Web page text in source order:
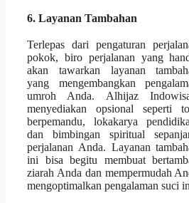
6. Layanan Tambahan
Terlepas dari pengaturan
pokok, biro perjalanan yang
akan tawarkan layanan
yang mengembangkan
umroh Anda. Alhijaz
menyediakan opsional seperti
berpemandu, lokakarya
dan bimbingan spiritual
perjalanan Anda. Layanan
ini bisa begitu membuat
ziarah Anda dan mempermudah
mengoptimalkan pengalaman suci